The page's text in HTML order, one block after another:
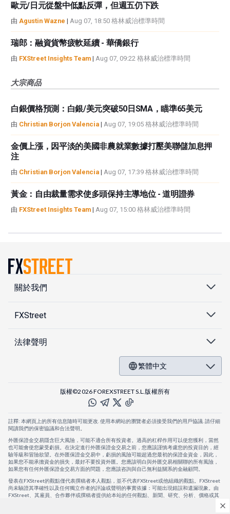
歐元/日元從盤中低點反彈，但週五仍下跌
由 Agustin Wazne | Aug 07, 18:50 格林威治標準時間
瑞郎：融資貨幣疲軟延續 - 華僑銀行
由 FXStreet Insights Team | Aug 07, 09:22 格林威治標準時間
大宗商品
白銀價格預測：白銀/美元突破50日SMA，瞄準65美元
由 Christian Borjon Valencia | Aug 07, 19:05 格林威治標準時間
金價上漲，因平淡的美國非農就業數據打壓美聯儲加息押
注
由 Christian Borjon Valencia | Aug 07, 17:39 格林威治標準時間
黃金：自由裁量需求使多頭保持主導地位 - 道明證券
由 FXStreet Insights Team | Aug 07, 15:00 格林威治標準時間
關於我們
FXStreet
法律聲明
繁體中文
版權©2026 FOREXSTREET S.L.版權所有
註釋: 本網頁上的所有信息隨時可能更改. 使用本網站的瀏覽者必須接受我們的用戶協議. 請仔細
閱讀我們的保密協議和合法聲明。
外匯保證金交易隱含巨大風險，可能不適合所有投資者。過高的杠桿作用可以使您獲利，當然
也可能會使您蒙受虧損。在決定進行外匯保證金交易之前，您應該謹慎考慮您的投資目的，經
驗等級和冒險欲望。在外匯保證金交易中，虧損的風險可能超過您最初的保證金資金，因此，
如果您不能承擔資金的損失，最好不要投資外匯。您應該明白與外匯交易相關聯的所有風險，
如果您有任何外匯保證金交易方面的問題，您應該咨詢與自己無利益關系的金融顧問。
發表在FXStreet的觀點僅代表撰稿者本人觀點，並不代表FXStreet或他組織的觀點。FXStreet
尚未驗證其準確性以及任何獨立作者的評論或聲明的事實依據：可能出現錯誤和遺漏現象。由
FXStreet、其雇員、合作夥伴或撰稿者提供給本站的任何觀點、新聞、研究、分析、價格或其